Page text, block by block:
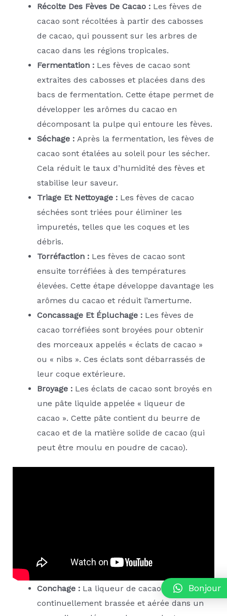
Récolte Des Fèves De Cacao : Les fèves de
cacao sont récoltées à partir des cabosses
de cacao, qui poussent sur les arbres de
cacao dans les régions tropicales.
Fermentation :Les fèves de cacao sont
extraites des cabosses et placées dans des
bacs de fermentation. Cette étape permet de
développer les arômes du cacao en
décomposant la pulpe qui entoure les fèves.
Séchage : Après la fermentation, les fèves de
cacao sont étalées au soleil pour les sécher.
Cela réduit le taux d’humidité des fèves et
stabilise leur saveur.
Triage Et Nettoyage : Les fèves de cacao
séchées sont triées pour éliminer les
impuretés, telles que les coques et les
débris.
Torréfaction : Les fèves de cacao sont
ensuite torréfiées à des températures
élevées. Cette étape développe davantage les
arômes du cacao et réduit l’amertume.
Concassage Et Épluchage : Les fèves de
cacao torréfiées sont broyées pour obtenir
des morceaux appelés « éclats de cacao »
ou « nibs ». Ces éclats sont débarrassés de
leur coque extérieure.
Broyage :Les éclats de cacao sont broyés en
une pâte liquide appelée « liqueur de
cacao ». Cette pâte contient du beurre de
cacao et de la matière solide de cacao (qui
peut être moulu en poudre de cacao).
Conchage :La liqueur de cacao est
continuellement brassée et aérée dans un
Bonjour